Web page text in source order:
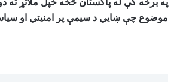
په برخه کې له پاکستان څخه خپل ملاتړ ته
موضوع چې ښايي د سیمې پر امنیتي او